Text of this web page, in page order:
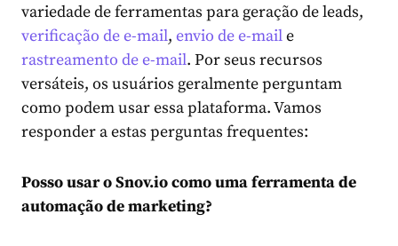
variedade de ferramentas para geração de leads,
verificação de e-mail, envio de e-maile
rastreamento de e-mail. Por seus recursos
versáteis, os usuários geralmente perguntam
como podem usar essa plataforma. Vamos
responder a estas perguntas frequentes:
Posso usar o Snov.io como uma ferramenta de
automação de marketing?